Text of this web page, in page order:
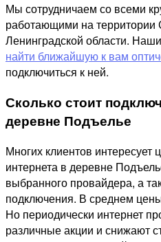
Мы сотрудничаем со всеми
работающими на территории
Ленинградской области.
найти ближайшую к вам
подключиться к ней.
Сколько стоит
деревне Подъелье
Многих клиентов интересует
интернета в деревне
выбранного провайдера, а
подключения. В среднем
Но периодически интернет
различные акции и снижают